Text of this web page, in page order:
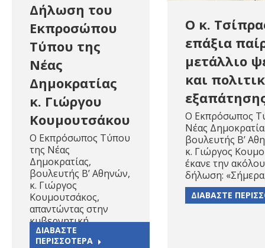
Δήλωση του
Εκπροσώπου
Τύπου της
Νέας
Δημοκρατίας
κ. Γιώργου
Κουμουτσάκου
Ο Εκπρόσωπος Τύπου
της Νέας
Δημοκρατίας,
βουλευτής Β’ Αθηνών,
κ. Γιώργος
Κουμουτσάκος,
απαντώντας στην
κυβερνητική…
ΔΙΑΒΑΣΤΕ
ΠΕΡΙΣΣΟΤΕΡΑ
Ο κ.
επάξια
μετάλλιο
και
Ο Εκπρόσωπος
Νέας
βουλευτής Β’
κ. Γιώργος
έκανε την
δήλωση:
ΔΙΑΒΑΣΤΕ